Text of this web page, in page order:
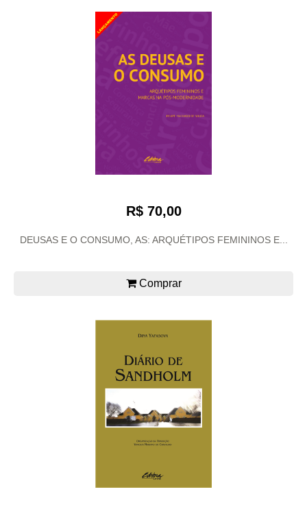
R$ 70,00
DEUSAS E O CONSUMO, AS: ARQUÉTIPOS FEMININOS E...
Comprar